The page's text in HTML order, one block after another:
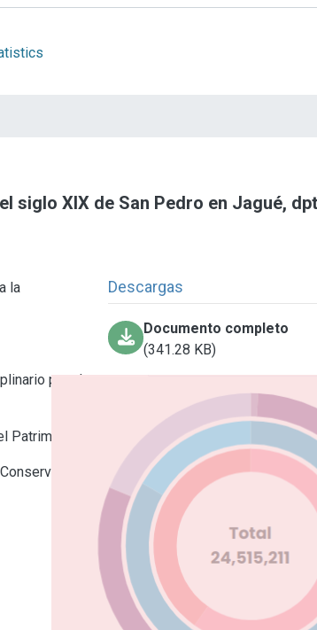
siglo XIX de San Pedro en Jagué,
la
para la
Patrimonio
Descargas
Documento completo
(341.28 KB)